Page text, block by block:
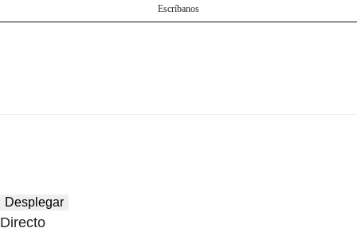
Escríbanos
Desplegar
Directo